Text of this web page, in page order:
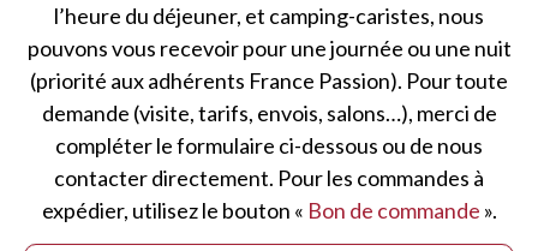
l’heure du déjeuner, et camping-caristes, nous
pouvons vous recevoir pour une journée ou une nuit
(priorité aux adhérents France Passion). Pour toute
demande (visite, tarifs, envois, salons…), merci de
compléter le formulaire ci-dessous ou de nous
contacter directement. Pour les commandes à
expédier, utilisez le bouton « Bon de commande ».